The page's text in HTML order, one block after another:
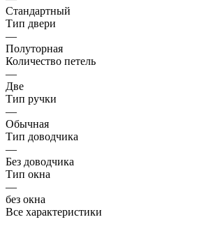
Стандартный
Тип двери
—
Полуторная
Количество петель
—
Две
Тип ручки
—
Обычная
Тип доводчика
—
Без доводчика
Тип окна
—
без окна
Все характеристики